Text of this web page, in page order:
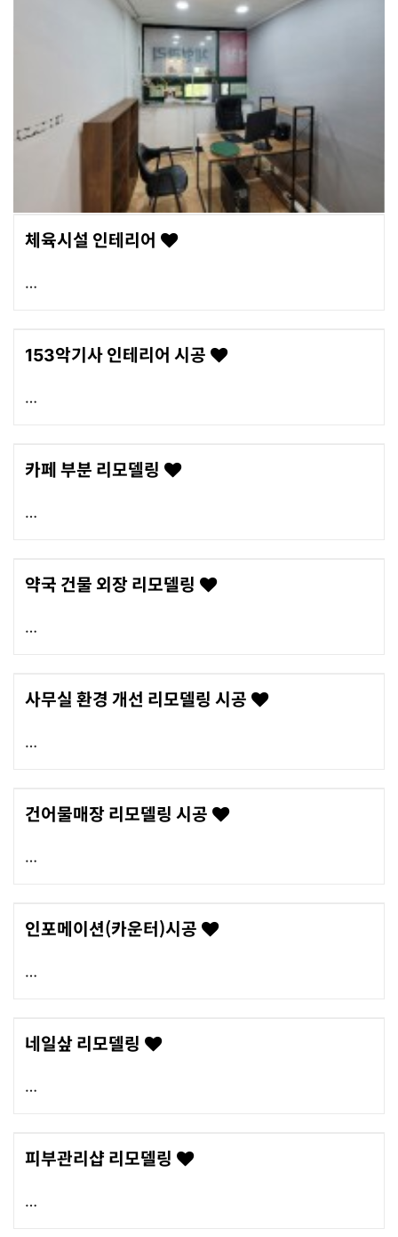
체육시설 인테리어
153악기사 인테리어 시공
카페 부분 리모델링
약국 건물 외장 리모델링
사무실 환경 개선 리모델링 시공
건어물매장 리모델링 시공
인포메이션(카운터)시공
네일샆 리모델링
피부관리샵 리모델링